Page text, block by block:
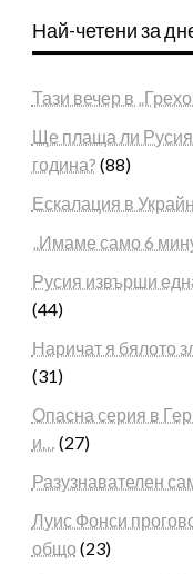
Най-четени за
Тази вечер в
Ще плаща ли
година? (88)
Ескалация в
„Имаме само 6
Русия извърши
(44)
Наричат я бялото
(31)
Опасна серия в
и…
(27)
Разузнавателен
Луис Фонси
общо (23)